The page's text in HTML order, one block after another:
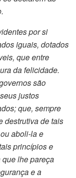
por si
iguais, dotados
que entre
da felicidade.
são
justos
que, sempre
destrutiva de tais
aboli-la e
princípios e
lhe pareça
e a